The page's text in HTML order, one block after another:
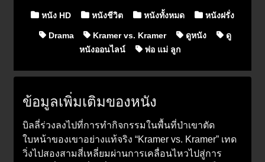
Posted in
หนัง HD หนังชีวิต หนังทั้งหมด หนังฝรั่ง
Drama Kramer vs. Kramer ดูหนัง
ดู
หนังออนไลน์
พ่อ แม่ ลูก
ข้อมูลเพิ่มเติมของหนัง
บิลลี่ร่วงลงไปที่การทำกิจกรรมในพื้นที่ป่าเขาตัด
ใบหน้าของเขาอย่างแท้จริง “Kramer vs. Kramer” เทด
วิ่งไปสองสามสี่เหลี่ยมผ่านการเคลื่อนไหวไปสู่การ